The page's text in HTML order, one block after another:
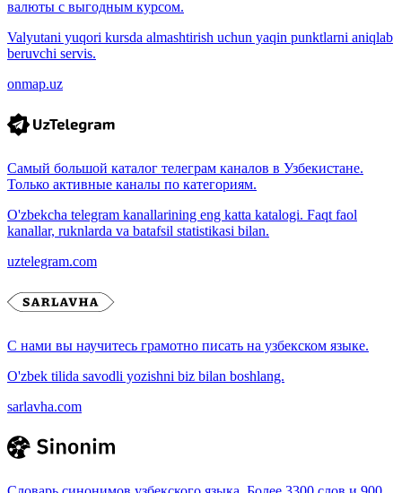
валюты с выгодным курсом.
Valyutani yuqori kursda almashtirish uchun yaqin punktlarni aniqlab
beruvchi servis.
onmap.uz
Самый большой каталог телеграм каналов в Узбекистане.
Только активные каналы по категориям.
O'zbekcha telegram kanallarining eng katta katalogi. Faqt faol
kanallar, ruknlarda va batafsil statistikasi bilan.
uztelegram.com
С нами вы научитесь грамотно писать на узбекском языке.
O'zbek tilida savodli yozishni biz bilan boshlang.
sarlavha.com